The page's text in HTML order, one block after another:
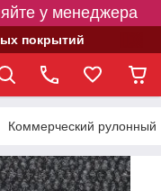
у менеджера
покрытий
Коммерческий рулонный